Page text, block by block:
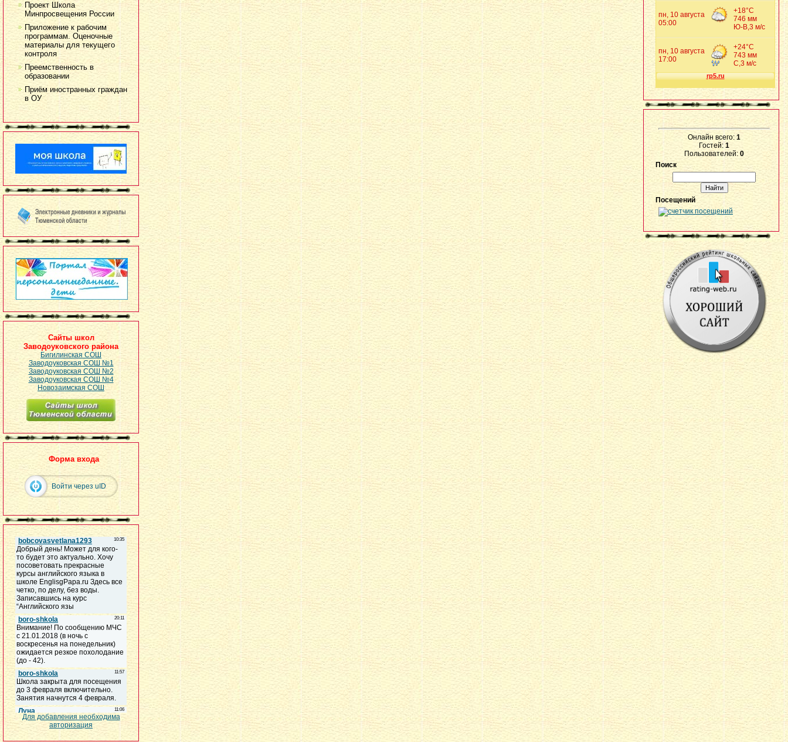
Проект Школа
Минпросвещения России
Приложение к рабочим
программам. Оценочные
материалы для текущего
контроля
Преемственность в
образовании
Приём иностранных граждан
в ОУ
Сайты школ
Заводоуковского района
Бигилинская СОШ
Заводоуковская СОШ №1
Заводоуковская СОШ №2
Заводоуковская СОШ №4
Новозаимская СОШ
Форма входа
Войти через uID
Для добавления необходима
авторизация
Онлайн всего: 1
Гостей: 1
Пользователей:0
Поиск
Посещений